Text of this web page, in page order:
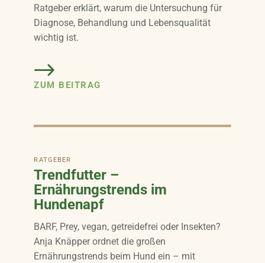
Ratgeber erklärt, warum die Untersuchung für
Diagnose, Behandlung und Lebensqualität
wichtig ist.
ZUM BEITRAG
RATGEBER
Trendfutter –
Ernährungstrends im
Hundenapf
BARF, Prey, vegan, getreidefrei oder Insekten?
Anja Knäpper ordnet die großen
Ernährungstrends beim Hund ein – mit